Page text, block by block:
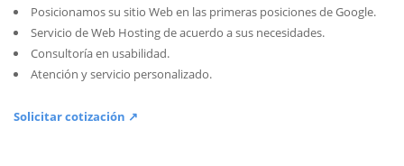
Posicionamos su sitio Web en las primeras posiciones de Google.
Servicio de Web Hosting de acuerdo a sus necesidades.
Consultoría en usabilidad.
Atención y servicio personalizado.
Solicitar cotización ↗